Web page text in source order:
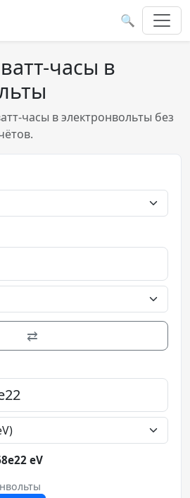
🔍
часы в
часы в электронвольты без
⇄
eV